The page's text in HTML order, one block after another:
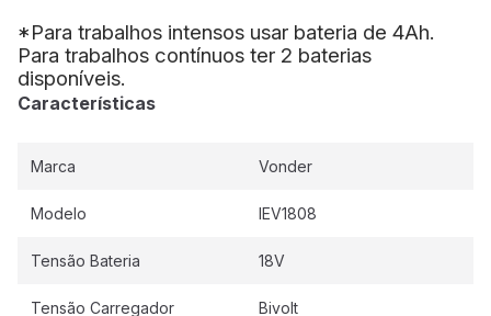
*Para trabalhos intensos usar bateria de 4Ah.
Para trabalhos contínuos ter 2 baterias
disponíveis.
Características
Marca Vonder
Modelo IEV1808
Tensão Bateria 18V
Tensão Carregador Bivolt